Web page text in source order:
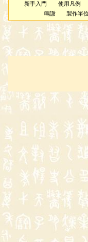
新手入門 使用凡例
鳴謝
製作單位